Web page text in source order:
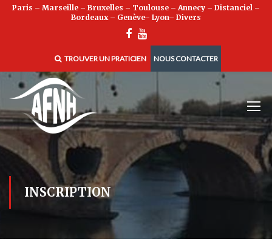
Paris – Marseille – Bruxelles – Toulouse – Annecy – Distanciel –
Bordeaux– Genève– Lyon– Divers
TROUVER UN PRATICIEN NOUS CONTACTER
INSCRIPTION